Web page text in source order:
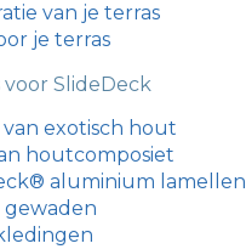
van je terras
je terras
voor SlideDeck
exotisch hout
houtcomposiet
aluminium lamellen